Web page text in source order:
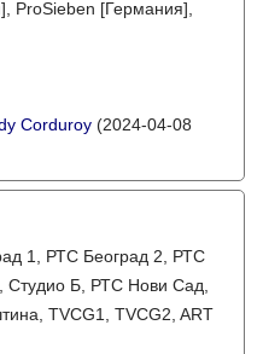
ProSieben [Германия],
Corduroy (2024-04-08
1, РТС Београд 2, РТС
Студио Б, РТС Нови Сад,
TVCG1, TVCG2, ART